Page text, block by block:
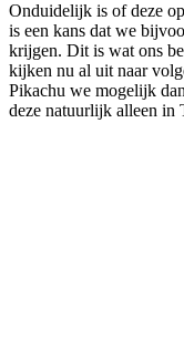
Onduidelijk is of deze
is een kans dat we
krijgen. Dit is wat ons
kijken nu al uit naar
Pikachu we mogelijk
deze natuurlijk alleen in